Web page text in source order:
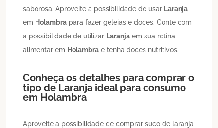
saborosa. Aproveite a possibilidade de usar Laranja
em Holambra para fazer geleias e doces. Conte com
a possibilidade de utilizar Laranja em sua rotina
alimentar em Holambra e tenha doces nutritivos.
Conheça os detalhes para comprar o
tipo de Laranja ideal para consumo
em Holambra
Aproveite a possibilidade de comprar suco de laranja